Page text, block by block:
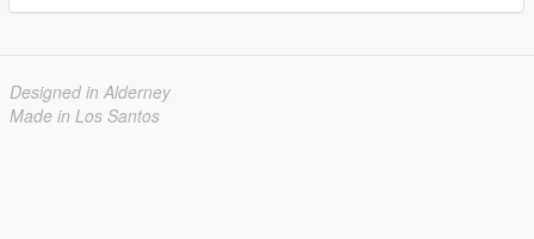
Designed in Alderney
Made in Los Santos